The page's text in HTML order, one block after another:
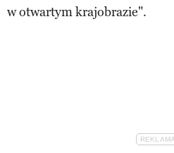
w otwartym krajobrazie".